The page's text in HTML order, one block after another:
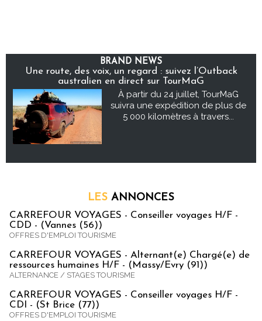
BRAND NEWS
Une route, des voix, un regard : suivez l’Outback
australien en direct sur TourMaG
À partir du 24 juillet, TourMaG
suivra une expédition de plus de
5 000 kilomètres à travers...
LES ANNONCES
CARREFOUR VOYAGES - Conseiller voyages H/F -
CDD - (Vannes (56))
OFFRES D'EMPLOI TOURISME
CARREFOUR VOYAGES - Alternant(e) Chargé(e) de
ressources humaines H/F - (Massy/Evry (91))
ALTERNANCE / STAGES TOURISME
CARREFOUR VOYAGES - Conseiller voyages H/F -
CDI - (St Brice (77))
OFFRES D'EMPLOI TOURISME